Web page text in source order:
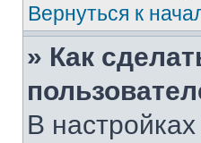
Вернуться к
» Как
В